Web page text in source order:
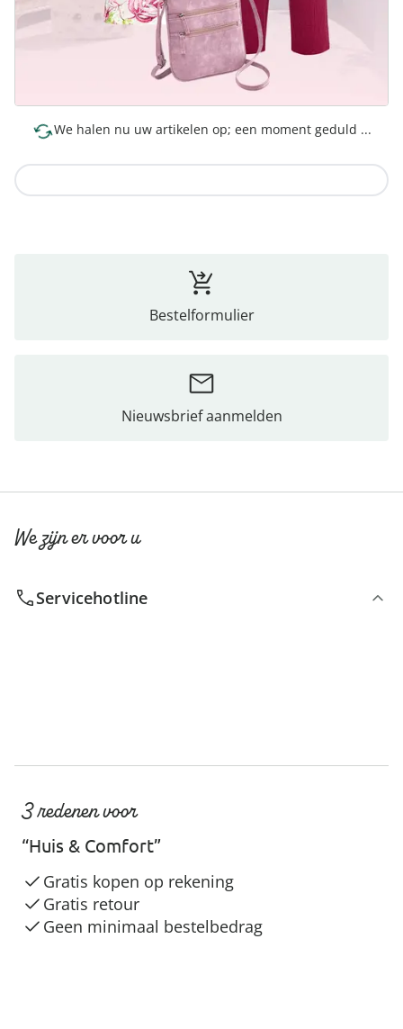
We halen nu uw artikelen op; een moment geduld ...
Bestelformulier
Nieuwsbrief aanmelden
We zijn er voor u
Servicehotline
3 redenen voor
“Huis & Comfort”
Gratis kopen op rekening
Gratis retour
Geen minimaal bestelbedrag